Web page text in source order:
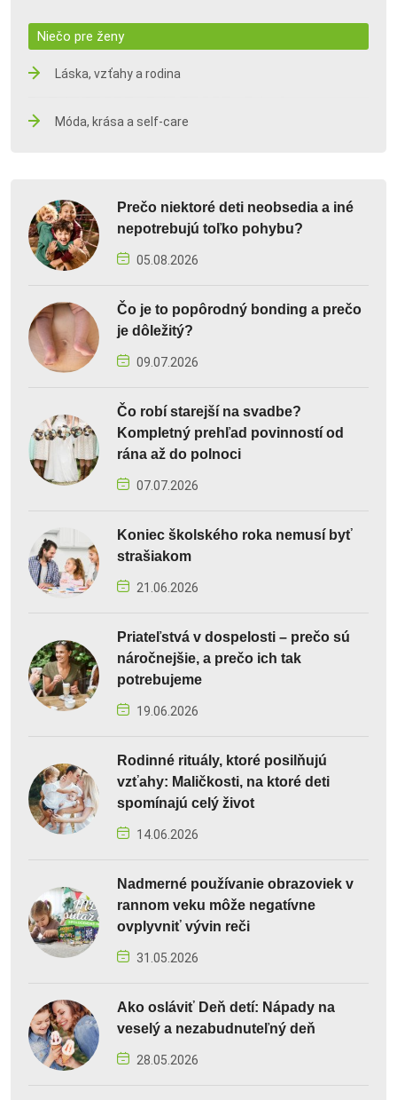
Niečo pre ženy
Láska, vzťahy a rodina
Móda, krása a self-care
Prečo niektoré deti neobsedia a iné
nepotrebujú toľko pohybu?
05.08.2026
Čo je to popôrodný bonding a prečo
je dôležitý?
09.07.2026
Čo robí starejší na svadbe?
Kompletný prehľad povinností od
rána až do polnoci
07.07.2026
Koniec školského roka nemusí byť
strašiakom
21.06.2026
Priateľstvá v dospelosti – prečo sú
náročnejšie, a prečo ich tak
potrebujeme
19.06.2026
Rodinné rituály, ktoré posilňujú
vzťahy: Maličkosti, na ktoré deti
spomínajú celý život
14.06.2026
Nadmerné používanie obrazoviek v
rannom veku môže negatívne
ovplyvniť vývin reči
31.05.2026
Ako osláviť Deň detí: Nápady na
veselý a nezabudnuteľný deň
28.05.2026